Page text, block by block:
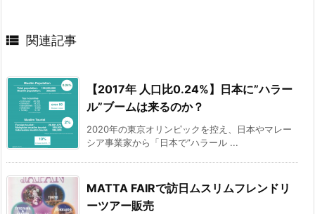
 関連記事
【2017年 人口比0.24%】日本に”ハラー
ル”ブームは来るのか？
2020年の東京オリンピックを控え、日本やマレー
シア事業家から「日本で”ハラール ...
MATTA FAIRで訪日ムスリムフレンドリ
ーツアー販売